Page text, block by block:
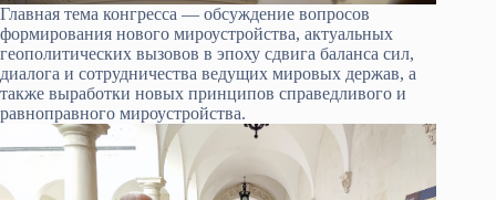
Главная тема конгресса — обсуждение вопросов
формирования нового мироустройства, актуальных
геополитических вызовов в эпоху сдвига баланса сил,
диалога и сотрудничества ведущих мировых держав, а
также выработки новых принципов справедливого и
равноправного мироустройства.